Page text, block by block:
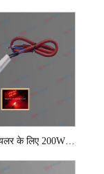
बायोमास बॉयलर के लिए 200W सिरेमिक पेलेट इग्नाइटर